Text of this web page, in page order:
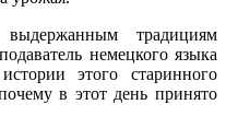
традициям
немецкого языка
этого старинного
в этот день принято